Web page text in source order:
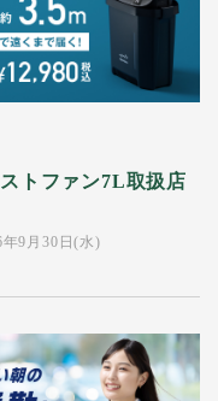
トファン7L取扱店
9月30日(水)